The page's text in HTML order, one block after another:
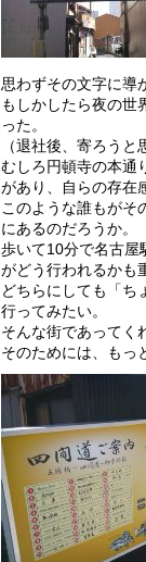
思わずその文字に導
もしかしたら夜の世
った。
（退社後、寄ろうと
むしろ円頓寺の本通
があり、自らの存在
このような誰もがそ
にあるのだろうか。
歩いて10分で名古屋
がどう行われるかも
どちらにしても「ち
行ってみたい。
そんな街であってく
そのためには、もっ